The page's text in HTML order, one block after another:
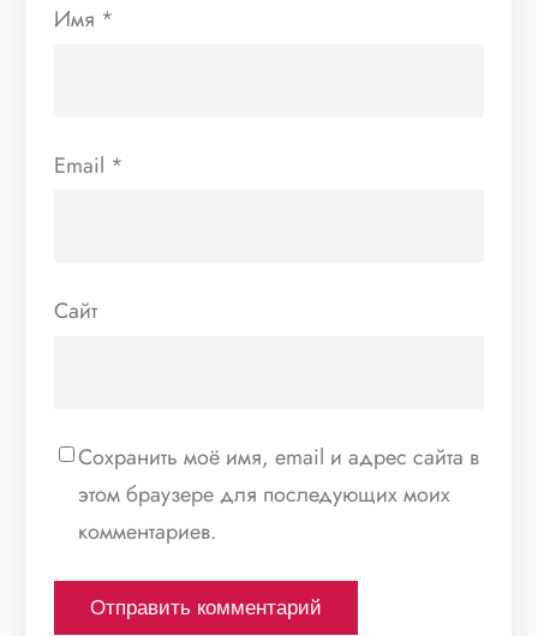
Имя *
Email *
Сайт
Сохранить моё имя, email и адрес сайта в
этом браузере для последующих моих
комментариев.